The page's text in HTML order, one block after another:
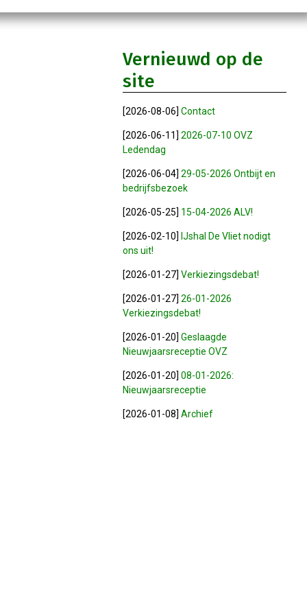
Vernieuwd op de
site
[2026-08-06]Contact
[2026-06-11]2026-07-10 OVZ
Ledendag
[2026-06-04]29-05-2026 Ontbijt en
bedrijfsbezoek
[2026-05-25] 15-04-2026 ALV!
[2026-02-10] IJshal De Vliet nodigt
ons uit!
[2026-01-27]Verkiezingsdebat!
[2026-01-27]26-01-2026
Verkiezingsdebat!
[2026-01-20]Geslaagde
Nieuwjaarsreceptie OVZ
[2026-01-20]08-01-2026:
Nieuwjaarsreceptie
[2026-01-08]Archief